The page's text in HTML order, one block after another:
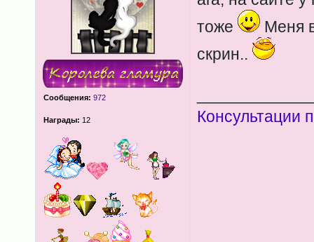
Сообщения: 972
Награды: 12
тоже
Меня в
скрин..
Консультации